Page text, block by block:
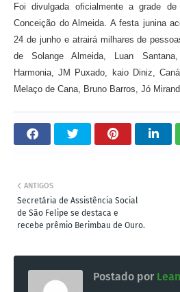
Foi divulgada oficialmente a grade
Conceição do Almeida. A festa junina
24 de junho e atrairá milhares de
de Solange Almeida, Luan
Harmonia, JM Puxado, kaio Diniz,
Melaço de Cana, Bruno Barros, Jó
ANTIGOS
Secretária de Assistência Social
de São Felipe se destaca e
recebe prêmio Berimbau de Ouro.
Postado por